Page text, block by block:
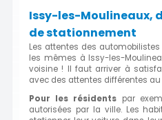
Issy-les-Moulineaux,
de stationnement
Les attentes des
les mêmes à Issy-les-
voisine ! Il faut arriver à
avec des attentes différentes
Pour les résidentspar
autorisées par la ville. Les